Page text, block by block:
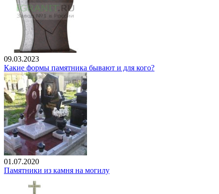
09.03.2023
Какие формы памятника бывают и для кого?
01.07.2020
Памятники из камня на могилу